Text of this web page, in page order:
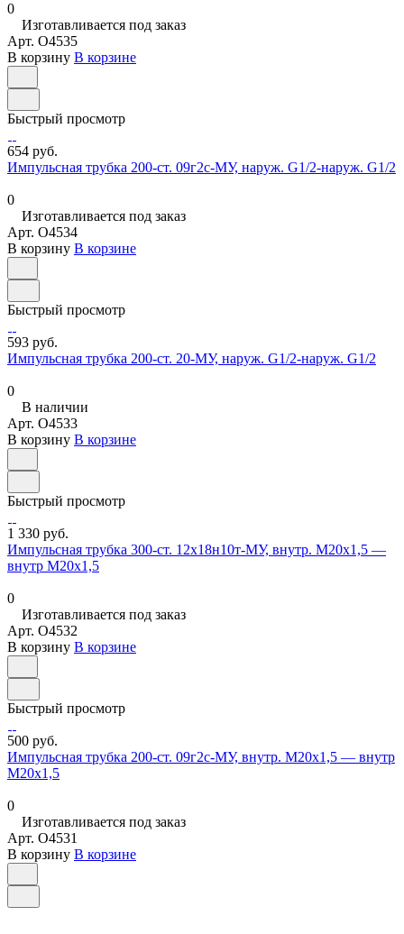
0
Изготавливается под заказ
Арт. O4535
В корзину В корзине
Быстрый просмотр
654 руб.
Импульсная трубка 200-ст. 09г2с-МУ, наруж. G1/2-наруж. G1/2
0
Изготавливается под заказ
Арт. O4534
В корзину В корзине
Быстрый просмотр
593 руб.
Импульсная трубка 200-ст. 20-МУ, наруж. G1/2-наруж. G1/2
0
В наличии
Арт. O4533
В корзину В корзине
Быстрый просмотр
1 330 руб.
Импульсная трубка 300-ст. 12х18н10т-МУ, внутр. М20х1,5 —
внутр М20х1,5
0
Изготавливается под заказ
Арт. O4532
В корзину В корзине
Быстрый просмотр
500 руб.
Импульсная трубка 200-ст. 09г2с-МУ, внутр. М20х1,5 — внутр
М20х1,5
0
Изготавливается под заказ
Арт. O4531
В корзину В корзине